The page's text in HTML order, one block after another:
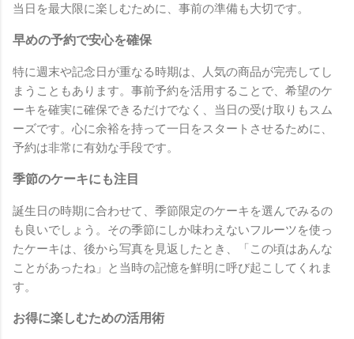
当日を最大限に楽しむために、事前の準備も大切です。
早めの予約で安心を確保
特に週末や記念日が重なる時期は、人気の商品が完売してし
まうこともあります。事前予約を活用することで、希望のケ
ーキを確実に確保できるだけでなく、当日の受け取りもスム
ーズです。心に余裕を持って一日をスタートさせるために、
予約は非常に有効な手段です。
季節のケーキにも注目
誕生日の時期に合わせて、季節限定のケーキを選んでみるの
も良いでしょう。その季節にしか味わえないフルーツを使っ
たケーキは、後から写真を見返したとき、「この頃はあんな
ことがあったね」と当時の記憶を鮮明に呼び起こしてくれま
す。
お得に楽しむための活用術